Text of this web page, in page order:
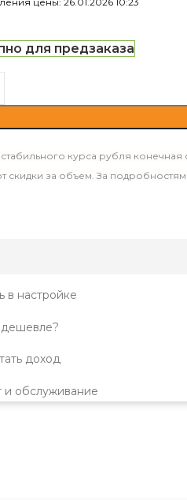
для предзаказа
курса рубля
скидки за объем. За
в настройке
доход
и обслуживание